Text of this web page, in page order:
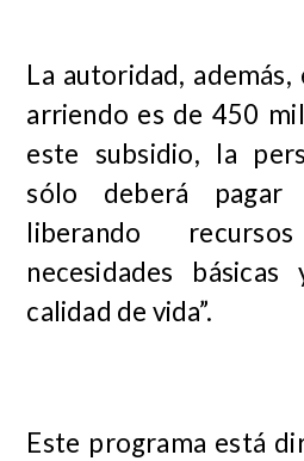
La autoridad, además,
arriendo es de 450
este subsidio, la
sólo deberá
liberando
necesidades
calidad de vida”.
Este programa está